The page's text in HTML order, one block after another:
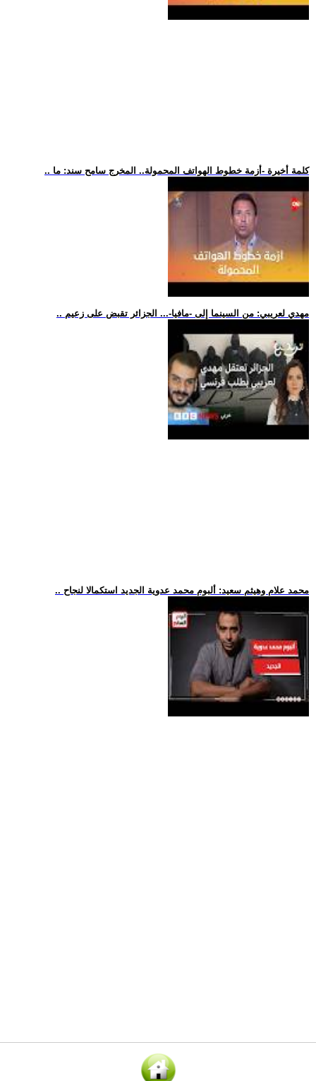
.. كلمة أخيرة -أزمة خطوط الهواتف المحمولة.. المخرج سامح سند: ما
.. مهدي لعريبي: من السينما إلى -مافيا-... الجزائر تقبض على زعيم
.. محمد علام وهيثم سعيد: ألبوم محمد عدوية الجديد استكمالا لنجاح